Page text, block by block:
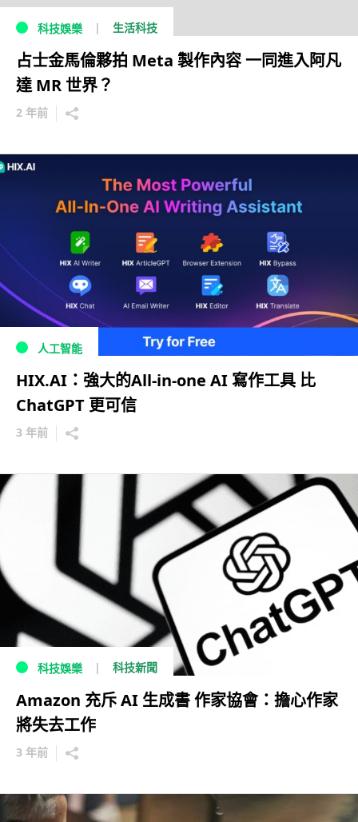
科技娛樂 生活科技
占士金馬倫夥拍 Meta 製作內容 一同進入阿凡
達 MR 世界？
2 年前
人工智能
HIX.AI：強大的All-in-one AI 寫作工具 比
ChatGPT 更可信
3 年前
科技娛樂 科技新聞
Amazon 充斥 AI 生成書 作家協會：擔心作家
將失去工作
3 年前